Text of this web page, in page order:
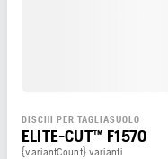
DISCHI PER TAGLIASUOLO
ELITE-CUT™ F1570
{variantCount} varianti